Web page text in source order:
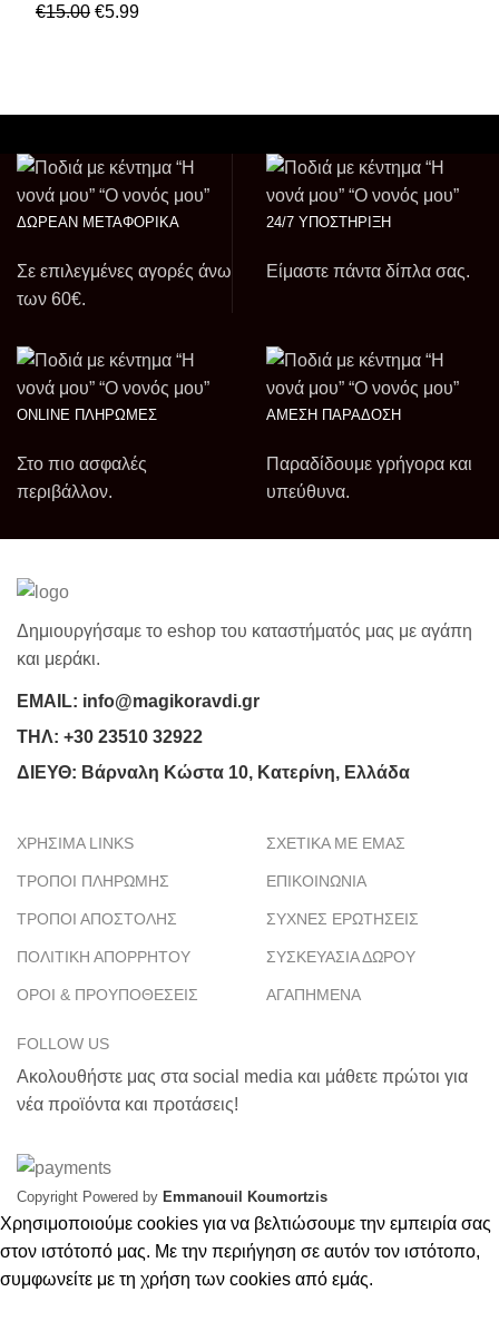
€15.00 Original
€5.99Η
ΔΩΡΕΑΝ ΜΕΤΑΦΟΡΙΚΑ
Σε επιλεγμένες αγορές άνω
των 60€.
24/7 ΥΠΟΣΤΗΡΙΞΗ
Είμαστε πάντα δίπλα σας.
ONLINE ΠΛΗΡΩΜΕΣ
Στο πιο ασφαλές
περιβάλλον.
ΑΜΕΣΗ ΠΑΡΑΔΟΣΗ
Παραδίδουμε γρήγορα και
υπεύθυνα.
Δημιουργήσαμε το eshop του καταστήματός μας με αγάπη
και μεράκι.
ΕΜΑΙL: info@magikoravdi.gr
ΤΗΛ: +30 23510 32922
ΔΙΕΥΘ: Βάρναλη Κώστα 10, Κατερίνη, Ελλάδα
ΧΡΗΣΙΜΑ LINKS
ΤΡΟΠΟΙ ΠΛΗΡΩΜΗΣ
ΤΡΟΠΟΙ ΑΠΟΣΤΟΛΗΣ
ΠΟΛΙΤΙΚΗ ΑΠΟΡΡΗΤΟΥ
ΟΡΟΙ & ΠΡΟΥΠΟΘΕΣΕΙΣ
ΣΧΕΤΙΚΑ ΜΕ ΕΜΑΣ
ΕΠΙΚΟΙΝΩΝΙΑ
ΣΥΧΝΕΣ ΕΡΩΤΗΣΕΙΣ
ΣΥΣΚΕΥΑΣΙΑ ΔΩΡΟΥ
ΑΓΑΠΗΜΕΝΑ
FOLLOW US
Ακολουθήστε μας στα social media και μάθετε πρώτοι για
νέα προϊόντα και προτάσεις!
Copyright Powered by Emmanouil Koumortzis
Χρησιμοποιούμε cookies για να βελτιώσουμε την εμπειρία σας
στον ιστότοπό μας. Με την περιήγηση σε αυτόν τον ιστότοπο,
συμφωνείτε με τη χρήση των cookies από εμάς.